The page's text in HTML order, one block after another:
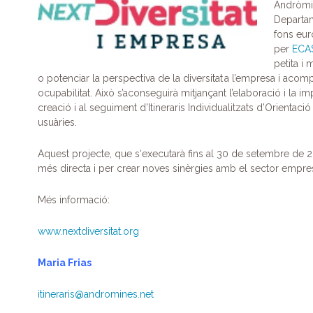
c
o
o
k
itt
er
k
e
dI
n
e
gr
a
m
at
s
A
p
p
m
p
ar
te
ix
fons
per
petita i
o potenciar la perspectiva de la diversitat a l’empresa i
ocupabilitat. Això s’aconseguirà mitjançant l’elaboració i la
creació i al seguiment d’Itineraris Individualitzats
usuàries.
Aquest projecte, que s‘executarà fins al 30 de setembre
més directa i per crear noves sinèrgies amb el sector
Més informació:
www.nextdiversitat.org
Maria Frias
itineraris@andromines.net